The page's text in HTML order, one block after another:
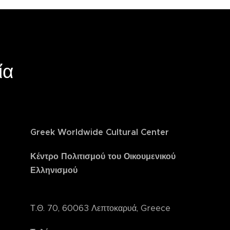
Greek Worldwide Cultural Center
Κέντρο Πολιτισμού του Οικουμενικού
Ελληνισμού
Τ.Θ. 70, 60063 Λεπτοκαρυά, Greece